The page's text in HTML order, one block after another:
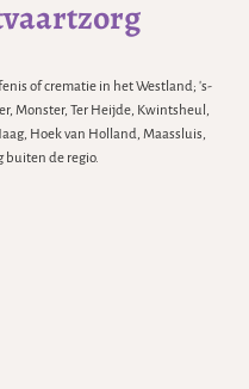
of crematie in het Westland; 's-
Monster, Ter Heijde, Kwintsheul,
Hoek van Holland, Maassluis,
buiten de regio.